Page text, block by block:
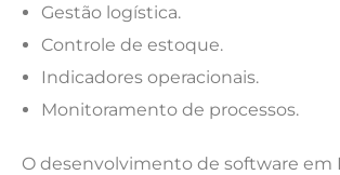
Gestão logística.
Controle de estoque.
Indicadores operacionais.
Monitoramento de processos.
O desenvolvimento de software em